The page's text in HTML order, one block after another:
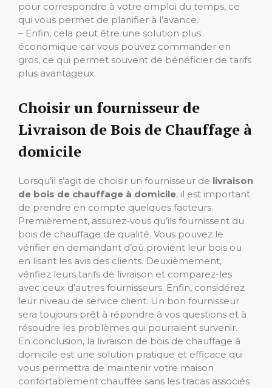
pour correspondre à votre emploi du temps, ce
qui vous permet de planifier à l’avance.
– Enfin, cela peut être une solution plus
économique car vous pouvez commander en
gros, ce qui permet souvent de bénéficier de tarifs
plus avantageux.
Choisir un fournisseur de
Livraison de Bois de Chauffage à
domicile
Lorsqu’il s’agit de choisir un fournisseur de livraison
de bois de chauffage à domicile, il est important
de prendre en compte quelques facteurs.
Premièrement, assurez-vous qu’ils fournissent du
bois de chauffage de qualité. Vous pouvez le
vérifier en demandant d’où provient leur bois ou
en lisant les avis des clients. Deuxièmement,
vérifiez leurs tarifs de livraison et comparez-les
avec ceux d’autres fournisseurs. Enfin, considérez
leur niveau de service client. Un bon fournisseur
sera toujours prêt à répondre à vos questions et à
résoudre les problèmes qui pourraient survenir.
En conclusion, la livraison de bois de chauffage à
domicile est une solution pratique et efficace qui
vous permettra de maintenir votre maison
confortablement chauffée sans les tracas associés